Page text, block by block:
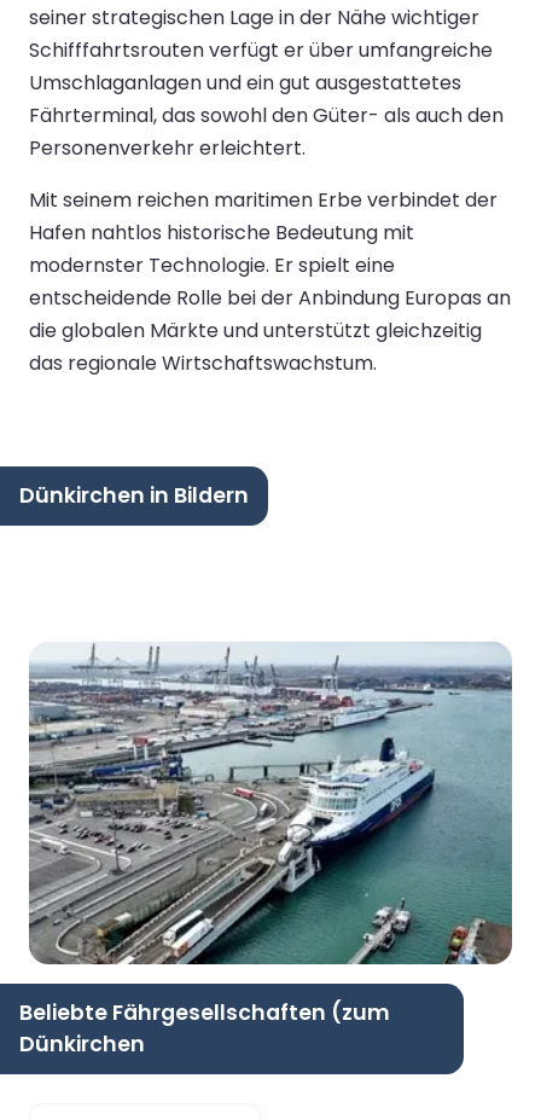
seiner strategischen Lage in der Nähe wichtiger
Schifffahrtsrouten verfügt er über umfangreiche
Umschlaganlagen und ein gut ausgestattetes
Fährterminal, das sowohl den Güter- als auch den
Personenverkehr erleichtert.
Mit seinem reichen maritimen Erbe verbindet der
Hafen nahtlos historische Bedeutung mit
modernster Technologie. Er spielt eine
entscheidende Rolle bei der Anbindung Europas an
die globalen Märkte und unterstützt gleichzeitig
das regionale Wirtschaftswachstum.
Dünkirchen in Bildern
Beliebte Fährgesellschaften (zum
Dünkirchen